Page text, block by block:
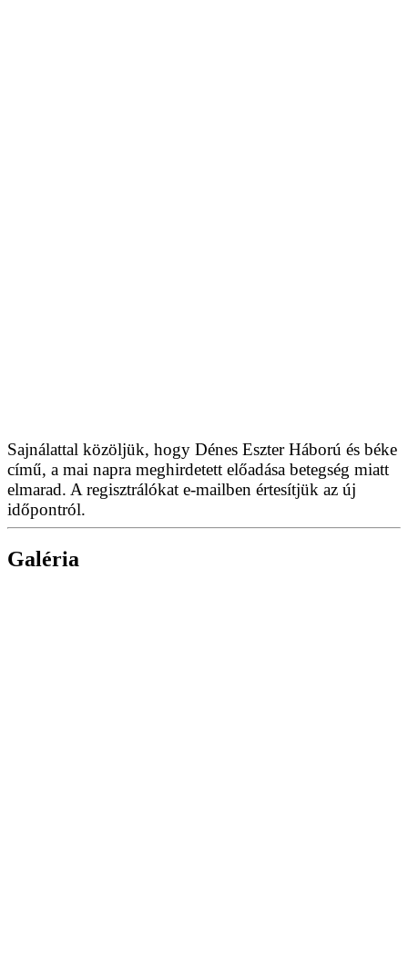
Sajnálattal közöljük, hogy Dénes Eszter Háború és béke
című, a mai napra meghirdetett előadása betegség miatt
elmarad. A regisztrálókat e-mailben értesítjük az új
időpontról.
Galéria